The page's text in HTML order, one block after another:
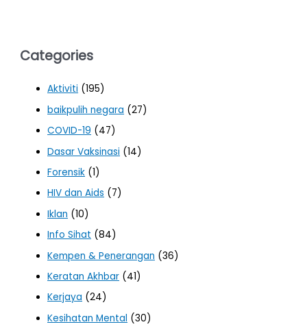
Categories
Aktiviti (195)
baikpulih negara (27)
COVID-19 (47)
Dasar Vaksinasi (14)
Forensik (1)
HIV dan Aids (7)
Iklan (10)
Info Sihat (84)
Kempen & Penerangan (36)
Keratan Akhbar (41)
Kerjaya (24)
Kesihatan Mental (30)